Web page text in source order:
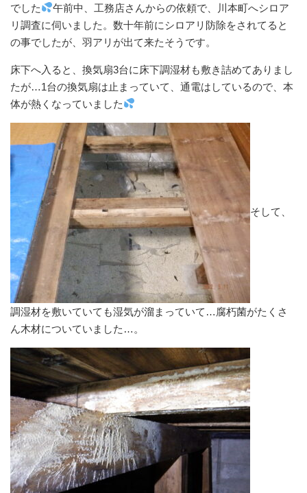
でした
午前中、工務店さんからの依頼で、川本町へシロア
リ調査に伺いました。数十年前にシロアリ防除をされてると
の事でしたが、羽アリが出て来たそうです。
床下へ入ると、換気扇3台に床下調湿材も敷き詰めてありまし
たが…1台の換気扇は止まっていて、通電はしているので、本
体が熱くなっていました
そして、
調湿材を敷いていても湿気が溜まっていて…腐朽菌がたくさ
ん木材についていました…。